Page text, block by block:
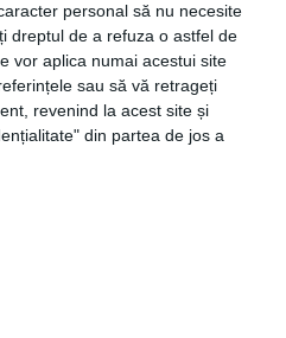
personal să nu necesite
dreptul de a refuza o astfel de
vor aplica numai acestui site
sau să vă retrageți
revenind la acest site și
din partea de jos a
mediu de viață sănătos!
ca intotdeuna iti doresti